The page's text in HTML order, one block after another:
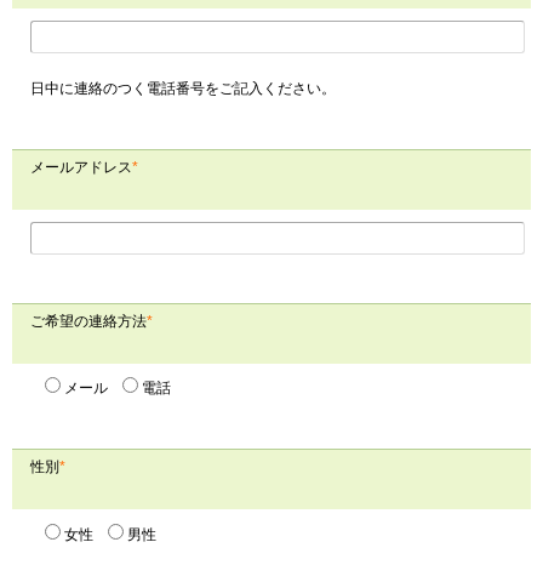
日中に連絡のつく電話番号をご記入ください。
メールアドレス*
ご希望の連絡方法*
メール 電話
性別 *
女性 男性